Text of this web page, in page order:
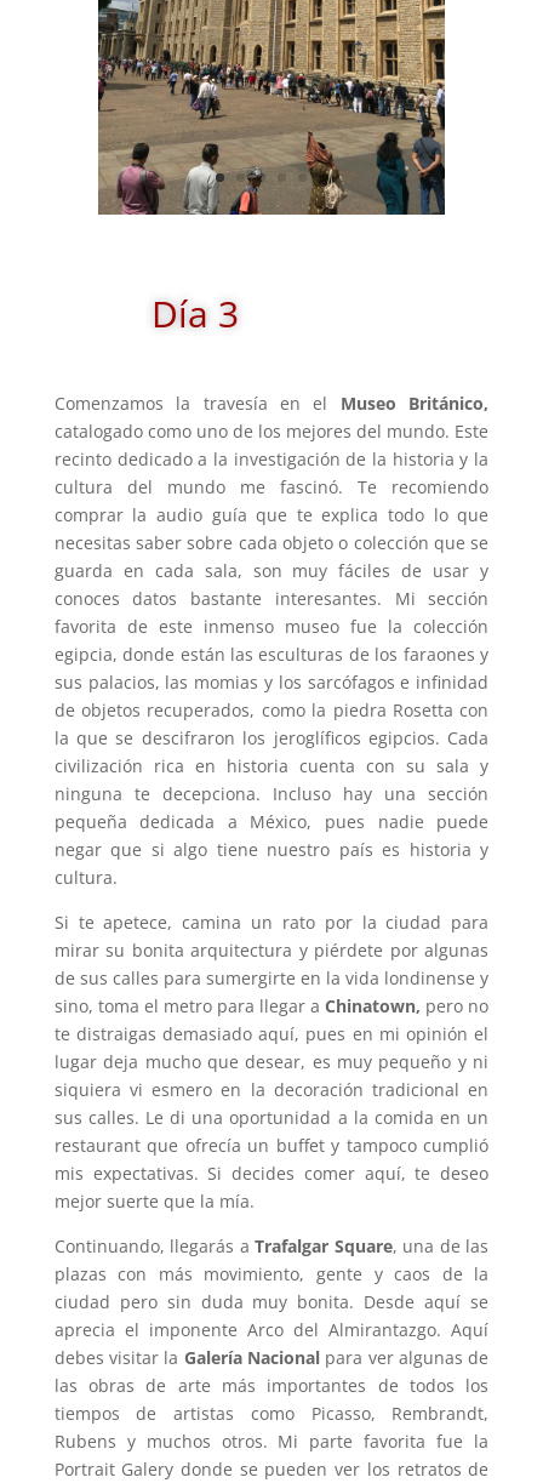
Día 3
Comenzamos la travesía en el Museo Británico,
catalogado como uno de los mejores del mundo. Este
recinto dedicado a la investigación de la historia y la
cultura del mundo me fascinó. Te recomiendo
comprar la audio guía que te explica todo lo que
necesitas saber sobre cada objeto o colección que se
guarda en cada sala, son muy fáciles de usar y
conoces datos bastante interesantes. Mi sección
favorita de este inmenso museo fue la colección
egipcia, donde están las esculturas de los faraones y
sus palacios, las momias y los sarcófagos e infinidad
de objetos recuperados, como la piedra Rosetta con
la que se descifraron los jeroglíficos egipcios. Cada
civilización rica en historia cuenta con su sala y
ninguna te decepciona. Incluso hay una sección
pequeña dedicada a México, pues nadie puede
negar que si algo tiene nuestro país es historia y
cultura.
Si te apetece, camina un rato por la ciudad para
mirar su bonita arquitectura y piérdete por algunas
de sus calles para sumergirte en la vida londinense y
sino, toma el metro para llegar aChinatown, pero no
te distraigas demasiado aquí, pues en mi opinión el
lugar deja mucho que desear, es muy pequeño y ni
siquiera vi esmero en la decoración tradicional en
sus calles. Le di una oportunidad a la comida en un
restaurant que ofrecía un buffet y tampoco cumplió
mis expectativas. Si decides comer aquí, te deseo
mejor suerte que la mía.
Continuando, llegarás aTrafalgar Square, una de las
plazas con más movimiento, gente y caos de la
ciudad pero sin duda muy bonita. Desde aquí se
aprecia el imponente Arco del Almirantazgo. Aquí
debes visitar la Galería Nacional para ver algunas de
las obras de arte más importantes de todos los
tiempos de artistas como Picasso, Rembrandt,
Rubens y muchos otros. Mi parte favorita fue la
Portrait Galery donde se pueden ver los retratos de